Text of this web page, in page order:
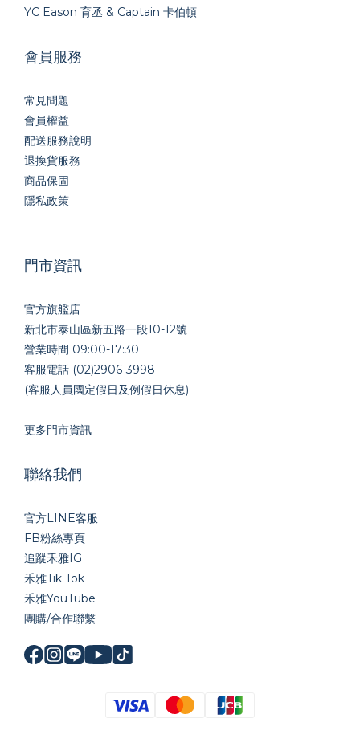
YC Eason 育丞 & Captain 卡伯頓
會員服務
常見問題
會員權益
配送服務說明
退換貨服務
商品保固
隱私政策
門市資訊
官方旗艦店
新北市泰山區新五路一段10-12號
營業時間 09:00-17:30
客服電話 (02)2906-3998
(客服人員國定假日及例假日休息)
更多門市資訊
聯絡我們
官方LINE客服
FB粉絲專頁
追蹤禾雅IG
禾雅Tik Tok
禾雅YouTube
團購/合作聯繫